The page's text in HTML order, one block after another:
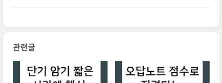
관련글